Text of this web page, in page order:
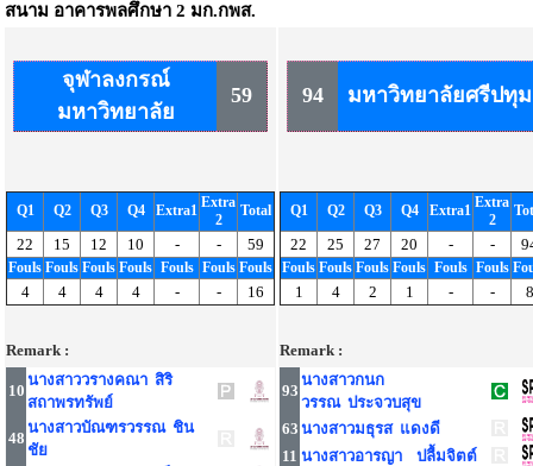
สนาม อาคารพลศึกษา 2 มก.กพส.
จุฬาลงกรณ์
มหาวิทยาลัย
59
Q1 Q2 Q3 Q4 Extra1 Extra
2
Total
22 15 12 10 - - 59
Fouls Fouls Fouls Fouls Fouls Fouls Fouls
4 4 4 4 - - 16
Remark :
10
นางสาววรางคณา สิริ
สถาพรทรัพย์
48
นางสาวบัณฑรวรรณ ชิน
ชัย
94 มหาวิทยาลัยศรีปทุม
Q1 Q2 Q3 Q4 Extra1 Extra
2
22 25 27 20 - -
Fouls Fouls Fouls Fouls Fouls Fouls
1 4 2 1 - - 8
Remark :
93
นางสาวกนก
วรรณ ประจวบสุข
63 นางสาวมธุรส แดงดี
11 นางสาวอารญา ปลื้มจิตต์